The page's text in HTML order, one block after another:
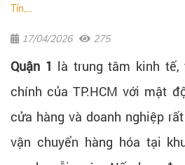
Tín,...
17/04/2026 275
Quận 1 là trung tâm kinh tế,
chính của TP.HCM với mật
cửa hàng và doanh nghiệp
vận chuyển hàng hóa tại